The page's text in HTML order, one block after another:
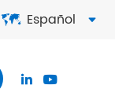
 Español 
 